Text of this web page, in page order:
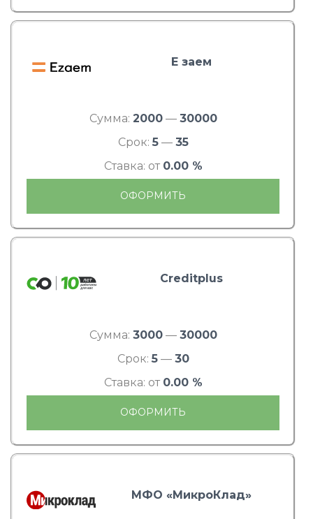
Е заем
Сумма: 2000— 30000
Срок: 5— 35
Ставка: от 0.00 %
ОФОРМИТЬ
Creditplus
Сумма: 3000— 30000
Срок: 5— 30
Ставка: от 0.00 %
ОФОРМИТЬ
МФО «МикроКлад»